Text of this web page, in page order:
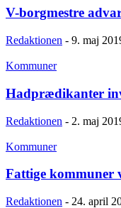
V-borgmestre
Redaktionen - 9. maj
Kommuner
Hadprædikanter
Redaktionen - 2. maj
Kommuner
Fattige kommuner
Redaktionen - 24. april